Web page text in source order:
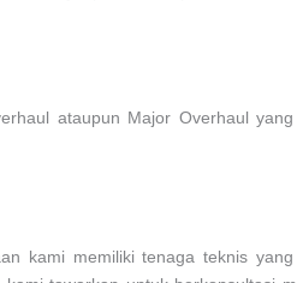
ataupun Major Overhaul
kami memiliki tenaga teknis